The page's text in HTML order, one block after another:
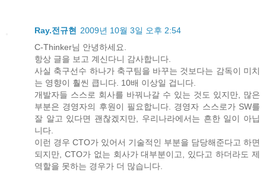
Ray.전규현
2009년 10월 3일 오후 2:54
C-Thinker님 안녕하세요.
항상 글을 보고 계신다니 감사합니다.
사실 축구선수 하나가 축구팀을 바꾸는 것보다는 감독이 미치
는 영향이 훨씬 큽니다. 10배 이상일 겁니다.
개발자들 스스로 회사를 바꿔나갈 수 있는 것도 있지만, 많은
부분은 경영자의 후원이 필요합니다. 경영자 스스로가 SW를
잘 알고 있다면 괜찮겠지만, 우리나라에서는 흔한 일이 아닙
니다.
이런 경우 CTO가 있어서 기술적인 부분을 담당해준다고 하면
되지만, CTO가 없는 회사가 대부분이고, 있다고 하더라도 제
역할을 못하는 경우가 더 많습니다.